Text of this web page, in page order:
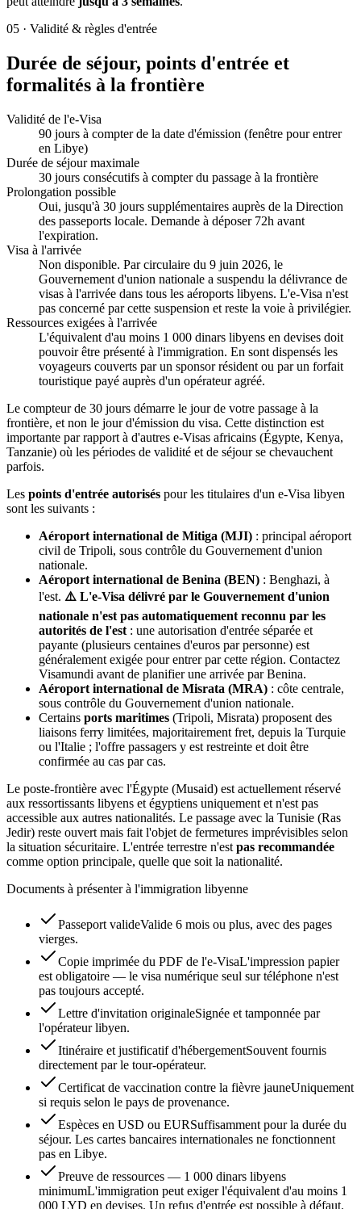
05 · Validité & règles d'entrée
Durée de séjour, points d'entrée et
formalités à la frontière
Validité de l'e-Visa
90 jours à compter de la date d'émission (fenêtre pour entrer
en Libye)
Durée de séjour maximale
30 jours consécutifs à compter du passage à la frontière
Prolongation possible
Oui, jusqu'à 30 jours supplémentaires auprès de la Direction
des passeports locale. Demande à déposer 72h avant
l'expiration.
Visa à l'arrivée
Non disponible. Par circulaire du 9 juin 2026, le
Gouvernement d'union nationale a suspendu la délivrance de
visas à l'arrivée dans tous les aéroports libyens. L'e-Visa n'est
pas concerné par cette suspension et reste la voie à privilégier.
Ressources exigées à l'arrivée
L'équivalent d'au moins 1 000 dinars libyens en devises doit
pouvoir être présenté à l'immigration. En sont dispensés les
voyageurs couverts par un sponsor résident ou par un forfait
touristique payé auprès d'un opérateur agréé.
Le compteur de 30 jours démarre le jour de votre passage à la
frontière, et non le jour d'émission du visa. Cette distinction est
importante par rapport à d'autres e-Visas africains (Égypte, Kenya,
Tanzanie) où les périodes de validité et de séjour se chevauchent
parfois.
Les points d'entrée autorisés pour les titulaires d'un e-Visa libyen
sont les suivants :
Aéroport international de Mitiga (MJI) : principal aéroport
civil de Tripoli, sous contrôle du Gouvernement d'union
nationale.
Aéroport international de Benina (BEN) : Benghazi, à
l'est. ⚠️ L'e-Visa délivré par le Gouvernement d'union
nationale n'est pas automatiquement reconnu par les
autorités de l'est : une autorisation d'entrée séparée et
payante (plusieurs centaines d'euros par personne) est
généralement exigée pour entrer par cette région. Contactez
Visamundi avant de planifier une arrivée par Benina.
Aéroport international de Misrata (MRA) : côte centrale,
sous contrôle du Gouvernement d'union nationale.
Certains ports maritimes (Tripoli, Misrata) proposent des
liaisons ferry limitées, majoritairement fret, depuis la Turquie
ou l'Italie ; l'offre passagers y est restreinte et doit être
confirmée au cas par cas.
Le poste-frontière avec l'Égypte (Musaid) est actuellement réservé
aux ressortissants libyens et égyptiens uniquement et n'est pas
accessible aux autres nationalités. Le passage avec la Tunisie (Ras
Jedir) reste ouvert mais fait l'objet de fermetures imprévisibles selon
la situation sécuritaire. L'entrée terrestre n'est pas recommandée
comme option principale, quelle que soit la nationalité.
Documents à présenter à l'immigration libyenne
Passeport valideValide 6 mois ou plus, avec des pages
vierges.
Copie imprimée du PDF de l'e-VisaL'impression papier
est obligatoire — le visa numérique seul sur téléphone n'est
pas toujours accepté.
Lettre d'invitation originaleSignée et tamponnée par
l'opérateur libyen.
Itinéraire et justificatif d'hébergementSouvent fournis
directement par le tour-opérateur.
Certificat de vaccination contre la fièvre jauneUniquement
si requis selon le pays de provenance.
Espèces en USD ou EURSuffisamment pour la durée du
séjour. Les cartes bancaires internationales ne fonctionnent
pas en Libye.
Preuve de ressources — 1 000 dinars libyens
minimumL'immigration peut exiger l'équivalent d'au moins 1
000 LYD en devises. Un refus d'entrée est possible à défaut.